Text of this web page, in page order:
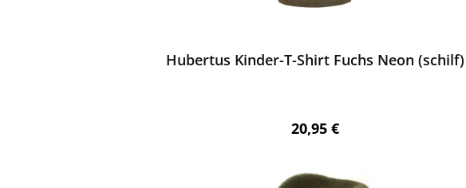
Hubertus Kinder-T-Shirt Fuchs Neon (schilf)
Regulärer Preis:
20,95 €